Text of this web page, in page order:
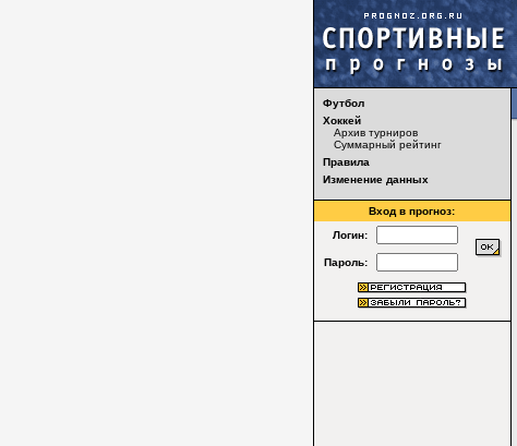
Футбол
Хоккей
Архив турниров
Суммарный рейтинг
Правила
Изменение данных
Вход в прогноз:
Логин:
Пароль: